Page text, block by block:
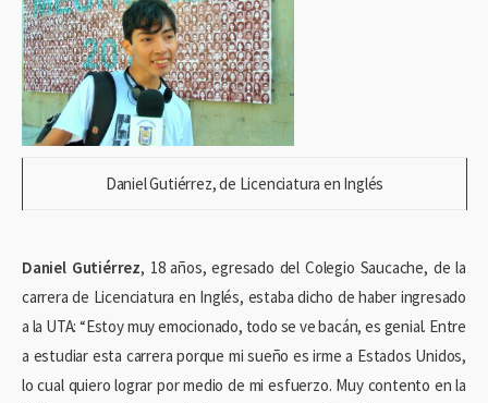
Daniel Gutiérrez, de Licenciatura en Inglés
Daniel Gutiérrez, 18 años, egresado del Colegio Saucache, de la
carrera de Licenciatura en Inglés, estaba dicho de haber ingresado
a la UTA: “Estoy muy emocionado, todo se ve bacán, es genial. Entre
a estudiar esta carrera porque mi sueño es irme a Estados Unidos,
lo cual quiero lograr por medio de mi esfuerzo. Muy contento en la